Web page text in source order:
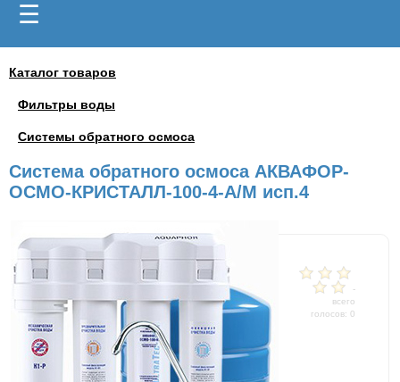
☰
Каталог товаров
Фильтры воды
Системы обратного осмоса
Система обратного осмоса АКВАФОР-
ОСМО-КРИСТАЛЛ-100-4-А/M исп.4
-
всего
голосов: 0